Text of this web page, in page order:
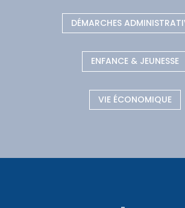
DÉMARCHES
ENFANCE & JEUNESSE
VIE ÉCONOMIQUE